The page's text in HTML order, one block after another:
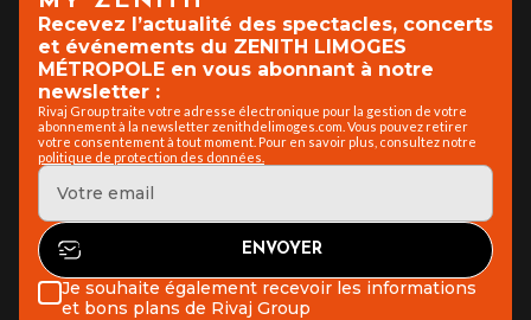
Recevez l’actualité des spectacles, concerts
et événements du ZENITH LIMOGES
MÉTROPOLE en vous abonnant à notre
newsletter :
Rivaj Group traite votre adresse électronique pour la gestion de votre
abonnement à la newsletter zenithdelimoges.com. Vous pouvez retirer
votre consentement à tout moment. Pour en savoir plus, consultez notre
politique de protection des données.
Je souhaite également recevoir les informations
et bons plans de Rivaj Group